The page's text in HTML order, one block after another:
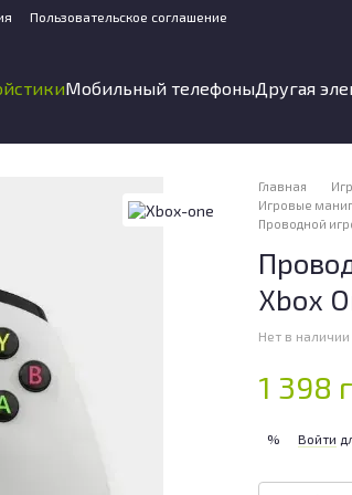
Пользовательское соглашение
Мобильный телефоныДругая
Главная
Игровые
Проводной
Xbox
Нет в наличии
1 398
% Войти